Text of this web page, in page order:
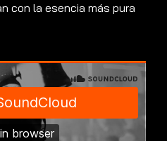
con la esencia más pura